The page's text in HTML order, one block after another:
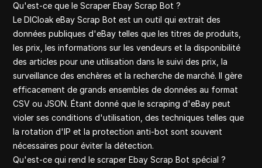
Google
Aliexpress
clothes
Ebay Scrap
Pinterest
Reddit
Yelp
Quora
Yelp reviews
Pinterest
Qu'est-ce que le Scraper Ebay Scrap Bot ?
Le DICloak eBay Scrap Bot est un outil qui extrait des
données publiques d'eBay telles que les titres de produits,
les prix, les informations sur les vendeurs et la disponibilité
des articles pour une utilisation dans le suivi des prix, la
surveillance des enchères et la recherche de marché. Il gère
efficacement de grands ensembles de données au format
CSV ou JSON. Étant donné que le scraping d'eBay peut
violer ses conditions d'utilisation, des techniques telles que
la rotation d'IP et la protection anti-bot sont souvent
nécessaires pour éviter la détection.
Qu'est-ce qui rend le scraper Ebay Scrap Bot spécial ?